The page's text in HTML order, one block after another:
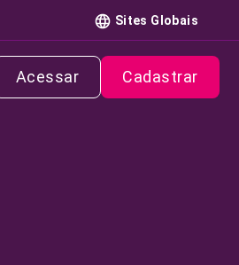
Sites Globais
Acessar Cadastrar